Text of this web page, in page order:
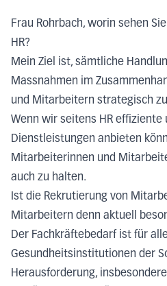
Frau Rohrbach, worin sehen
HR?
Mein Ziel ist, sämtliche
Massnahmen im
und Mitarbeitern strategisch
Wenn wir seitens HR effiziente
Dienstleistungen anbieten
Mitarbeiterinnen und
auch zu halten.
Ist die Rekrutierung von
Mitarbeitern denn aktuell
Der Fachkräftebedarf ist für
Gesundheitsinstitutionen der
Herausforderung,